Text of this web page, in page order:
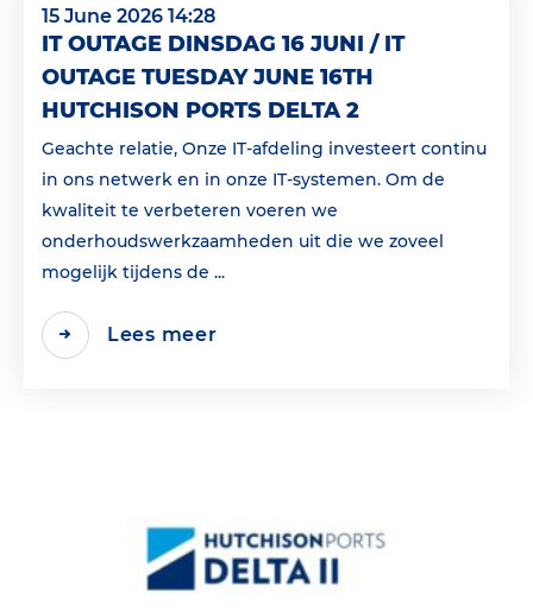
15 June 2026 14:28
IT OUTAGE DINSDAG 16 JUNI / IT
OUTAGE TUESDAY JUNE 16TH
HUTCHISON PORTS DELTA 2
Geachte relatie, Onze IT-afdeling investeert continu
in ons netwerk en in onze IT-systemen. Om de
kwaliteit te verbeteren voeren we
onderhoudswerkzaamheden uit die we zoveel
mogelijk tijdens de ...
Lees meer